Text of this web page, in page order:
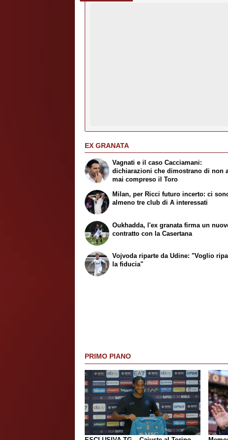
EX GRANATA
Vagnati e il caso Cacciamani:
dichiarazioni che dimostrano di non
mai compreso il Toro
Milan, per Ricci futuro incerto: ci
almeno tre club di A interessati
Oukhadda, l'ex granata firma un
contratto con la Casertana
Vojvoda riparte da Udine: "Voglio
la fiducia"
PRIMO PIANO